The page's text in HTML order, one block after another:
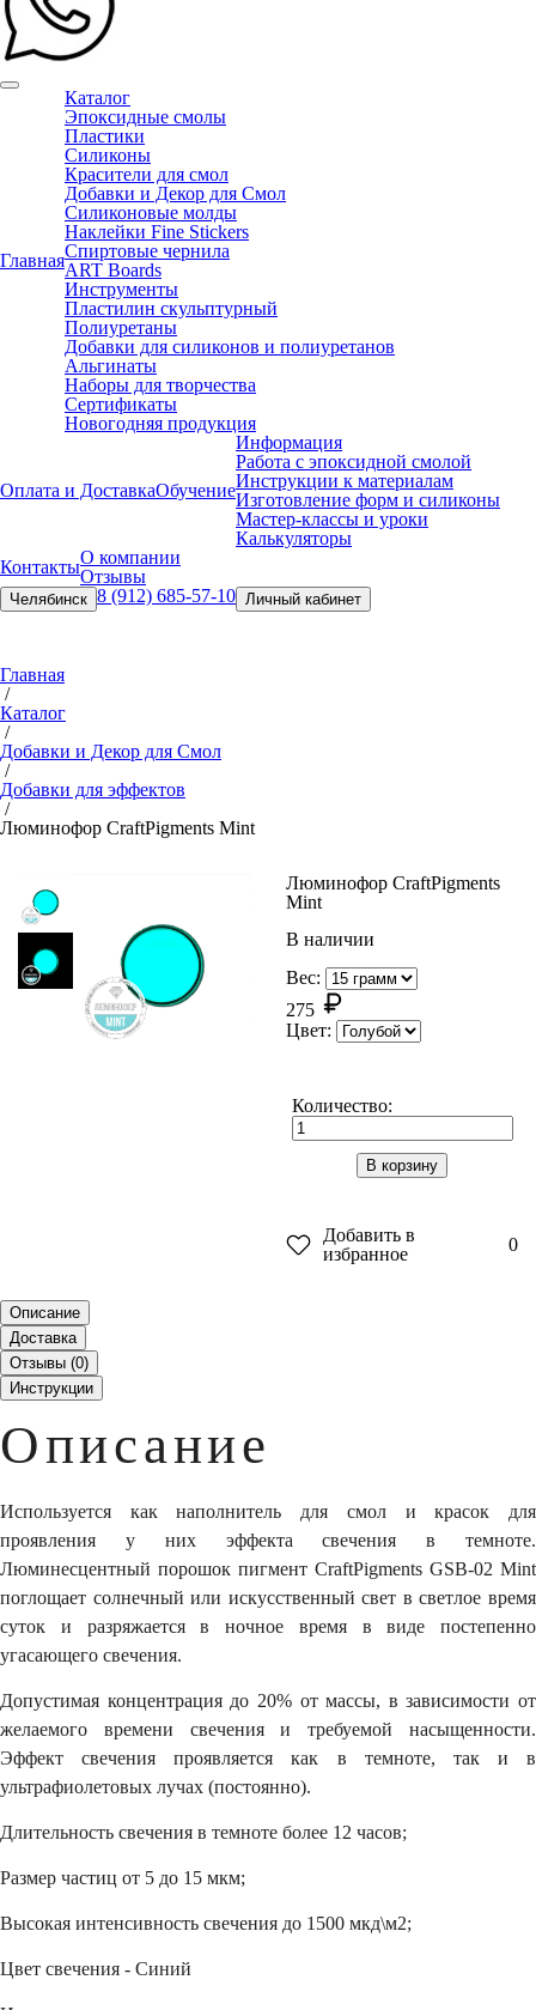
Главная
Каталог
Эпоксидные смолы
Пластики
Силиконы
Красители для смол
Добавки и Декор для Смол
Силиконовые молды
Наклейки Fine Stickers
Спиртовые чернила
ART Boards
Инструменты
Пластилин скульптурный
Полиуретаны
Добавки для силиконов и полиуретанов
Альгинаты
Наборы для творчества
Сертификаты
Новогодняя продукция
Оплата и ДоставкаОбучение
Информация
Работа с эпоксидной смолой
Инструкции к материалам
Изготовление форм и силиконы
Мастер-классы и уроки
Калькуляторы
КонтактыО компании
Отзывы
Челябинск 8 (912) 685-57-10 Личный кабинет
Главная
/
Каталог
/
Добавки и Декор для Смол
/
Добавки для эффектов
/
Люминофор CraftPigments Mint
Люминофор CraftPigments
Mint
В наличии
Вес:
275
Цвет:
Количество:
В корзину
Добавить в
избранное
0
Описание
Доставка
Отзывы (0)
Инструкции
Описание
Используется как наполнитель для смол и красок для
проявления у них эффекта свечения в темноте.
Люминесцентный порошок пигмент CraftPigments GSB-02 Mint
поглощает солнечный или искусственный свет в светлое время
суток и разряжается в ночное время в виде постепенно
угасающего свечения.
Допустимая концентрация до 20% от массы, в зависимости от
желаемого времени свечения и требуемой насыщенности.
Эффект свечения проявляется как в темноте, так и в
ультрафиолетовых лучах (постоянно).
Длительность свечения в темноте более 12 часов;
Размер частиц от 5 до 15 мкм;
Высокая интенсивность свечения до 1500 мкд\м2;
Цвет свечения - Синий